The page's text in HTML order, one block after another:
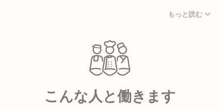
もっと読む
こんな人と働きます